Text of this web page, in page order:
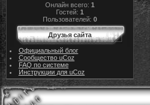
Онлайн всего: 1
Гостей: 1
Пользователей: 0
Друзья сайта
Официальный блог
Сообщество uCoz
FAQ по системе
Инструкции для uCoz